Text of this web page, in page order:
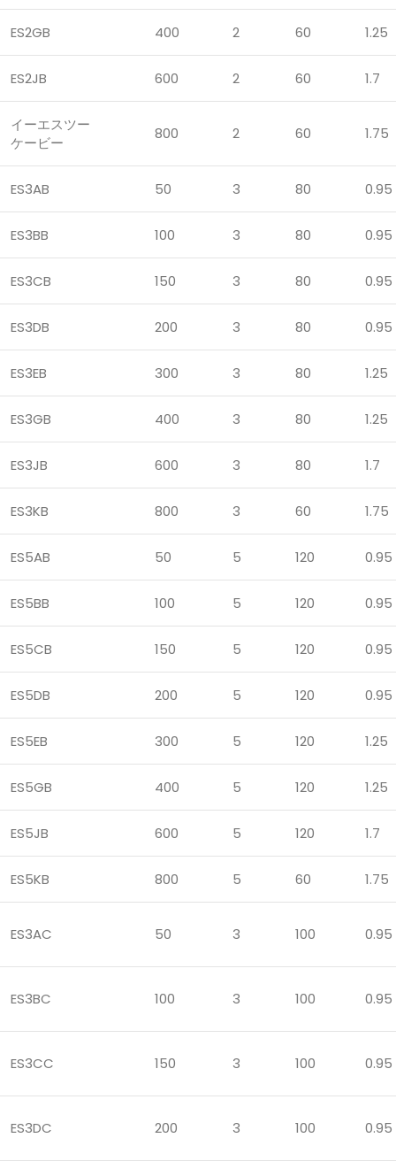
ES2GB 400 2 60 1.25
ES2JB 600 2 60 1.7
イーエスツー
ケービー
800 2 60 1.75
ES3AB 50 3 80 0.95
ES3BB 100 3 80 0.95
ES3CB 150 3 80 0.95
ES3DB 200 3 80 0.95
ES3EB 300 3 80 1.25
ES3GB 400 3 80 1.25
ES3JB 600 3 80 1.7
ES3KB 800 3 60 1.75
ES5AB 50 5 120 0.95
ES5BB 100 5 120 0.95
ES5CB 150 5 120 0.95
ES5DB 200 5 120 0.95
ES5EB 300 5 120 1.25
ES5GB 400 5 120 1.25
ES5JB 600 5 120 1.7
ES5KB 800 5 60 1.75
ES3AC 50 3 100 0.95
ES3BC 100 3 100 0.95
ES3CC 150 3 100 0.95
ES3DC 200 3 100 0.95